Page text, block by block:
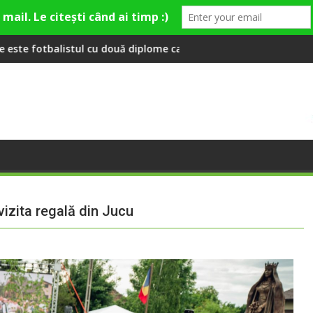
care a învățat româna la 2 ani
Compania de Apă Someș, campioană la
regală din Jucu